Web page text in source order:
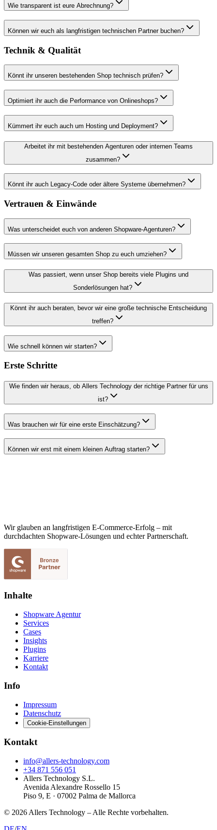
Wie transparent ist eure Abrechnung?
Können wir euch als langfristigen technischen Partner buchen?
Technik & Qualität
Könnt ihr unseren bestehenden Shop technisch prüfen?
Optimiert ihr auch die Performance von Onlineshops?
Kümmert ihr euch auch um Hosting und Deployment?
Arbeitet ihr mit bestehenden Agenturen oder internen Teams
zusammen?
Könnt ihr auch Legacy-Code oder ältere Systeme übernehmen?
Vertrauen & Einwände
Was unterscheidet euch von anderen Shopware-Agenturen?
Müssen wir unseren gesamten Shop zu euch umziehen?
Was passiert, wenn unser Shop bereits viele Plugins und
Sonderlösungen hat?
Könnt ihr auch beraten, bevor wir eine große technische Entscheidung
treffen?
Wie schnell können wir starten?
Erste Schritte
Wie finden wir heraus, ob Allers Technology der richtige Partner für uns
ist?
Was brauchen wir für eine erste Einschätzung?
Können wir erst mit einem kleinen Auftrag starten?
Wir glauben an langfristigen E-Commerce-Erfolg – mit
durchdachten Shopware-Lösungen und echter Partnerschaft.
Inhalte
Shopware Agentur
Services
Cases
Insights
Plugins
Karriere
Kontakt
Info
Impressum
Datenschutz
Cookie-Einstellungen
Kontakt
info@allers-technology.com
+34 871 556 051
Allers Technology S.L.
Avenida Alexandre Rossello 15
Piso 9, E · 07002 Palma de Mallorca
© 2026 Allers Technology – Alle Rechte vorbehalten.